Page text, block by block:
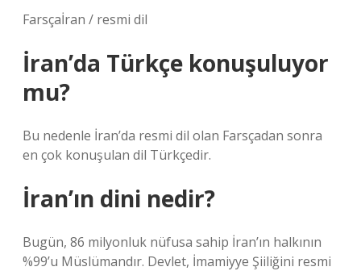
Farsçaİran / resmi dil
İran’da Türkçe konuşuluyor
mu?
Bu nedenle İran’da resmi dil olan Farsçadan sonra
en çok konuşulan dil Türkçedir.
İran’ın dini nedir?
Bugün, 86 milyonluk nüfusa sahip İran’ın halkının
%99’u Müslümandır. Devlet, İmamiyye Şiiliğini resmi